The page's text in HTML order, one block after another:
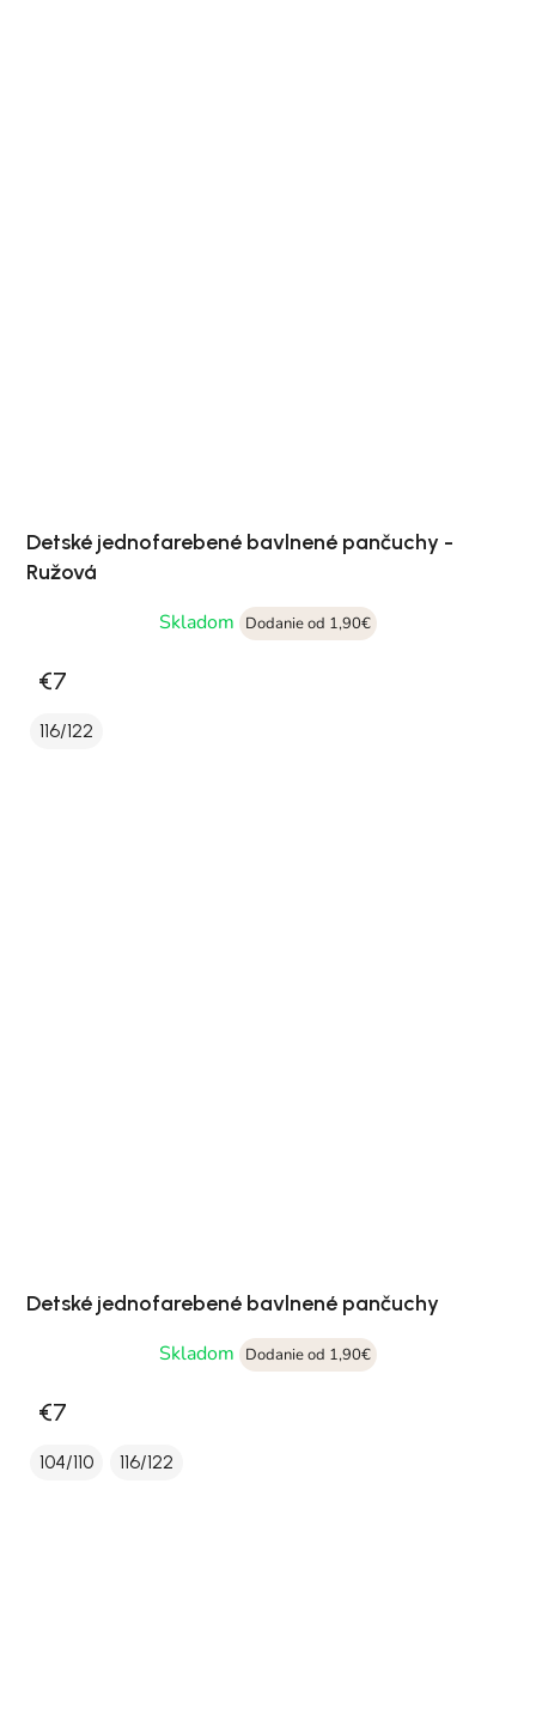
Detské jednofarebené bavlnené pančuchy -
Ružová
Skladom
Dodanie od 1,90€
€7
116/122
Detské jednofarebené bavlnené pančuchy
Skladom
Dodanie od 1,90€
€7
104/110 116/122